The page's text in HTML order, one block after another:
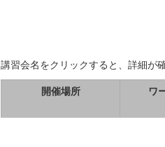
講習会名をクリックすると、詳細が
開催場所 ワ